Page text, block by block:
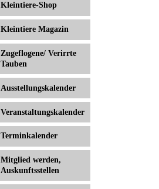
Kleintiere-Shop
Kleintiere Magazin
Zugeflogene/ Verirrte
Tauben
Ausstellungs­kalender
Veranstaltungs­kalender
Terminkalender
Mitglied werden,
Auskunftsstellen